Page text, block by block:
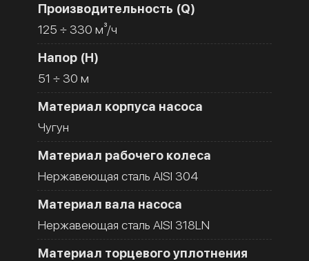
Производительность (Q)
125 ÷ 330 м³/ч
Напор (H)
51 ÷ 30 м
Материал корпуса насоса
Чугун
Материал рабочего колеса
Нержавеющая сталь AISI 304
Материал вала насоса
Нержавеющая сталь AISI 318LN
Материал торцевого уплотнения